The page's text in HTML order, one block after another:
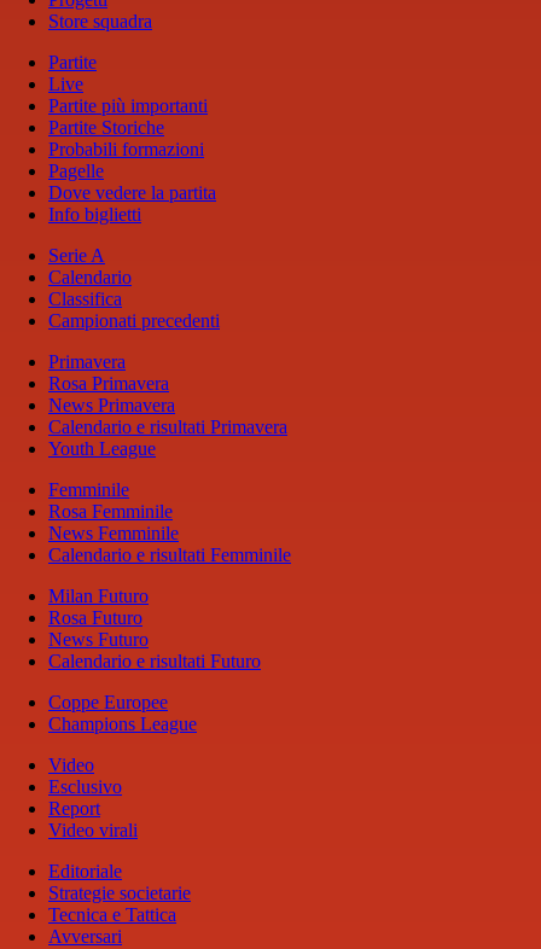
Store squadra
Partite
Live
Partite più importanti
Partite Storiche
Probabili formazioni
Pagelle
Dove vedere la partita
Info biglietti
Serie A
Calendario
Classifica
Campionati precedenti
Primavera
Rosa Primavera
News Primavera
Calendario e risultati Primavera
Youth League
Femminile
Rosa Femminile
News Femminile
Calendario e risultati Femminile
Milan Futuro
Rosa Futuro
News Futuro
Calendario e risultati Futuro
Coppe Europee
Champions League
Video
Esclusivo
Report
Video virali
Editoriale
Strategie societarie
Tecnica e Tattica
Avversari